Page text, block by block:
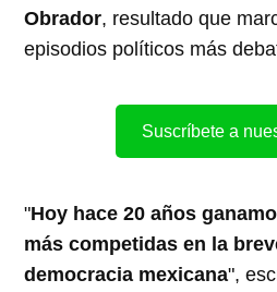
Obrador, resultado que
episodios políticos más
Suscríbete a
"Hoy hace 20 años
más competidas en la
democracia mexicana",